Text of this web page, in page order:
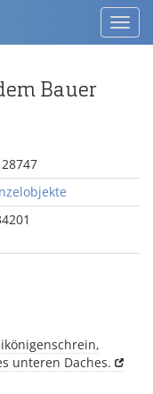
Bauer
unteren Daches.